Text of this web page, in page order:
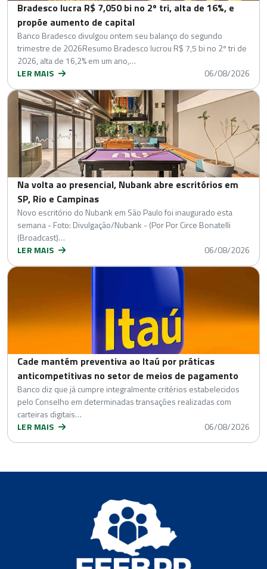
Bradesco lucra R$ 7,050 bi no 2º tri, alta de 16%, e
propõe aumento de capital
Banco Bradesco divulgou ontem seu balanço do segundo
trimestre de 2026Resumo Bradesco lucrou R$ 7,5 bi no 2º tri de
2026, alta de 16,2% em um ano,…
LER MAIS
06/08/2026
Na volta ao presencial, Nubank abre escritórios em
SP, Rio e Campinas
Novo escritório do Nubank em São Paulo foi inaugurado esta
semana - Foto: Divulgação/Nubank - (Por Por Circe Bonatelli
(Broadcast)…
LER MAIS
06/08/2026
Cade mantém preventiva ao Itaú por práticas
anticompetitivas no setor de meios de pagamento
Banco diz que já cumpre integralmente critérios estabelecidos
pelo Conselho em determinadas transações realizadas com
carteiras digitais…
LER MAIS
06/08/2026